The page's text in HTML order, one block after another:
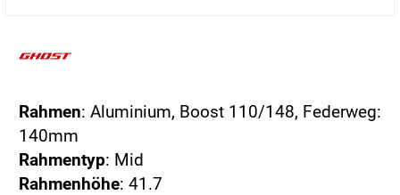
Rahmen: Aluminium, Boost 110/148, Federweg:
140mm
Rahmentyp: Mid
Rahmenhöhe: 41.7